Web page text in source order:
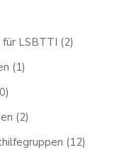
für LSBTTI (2)
(1)
(2)
(12)